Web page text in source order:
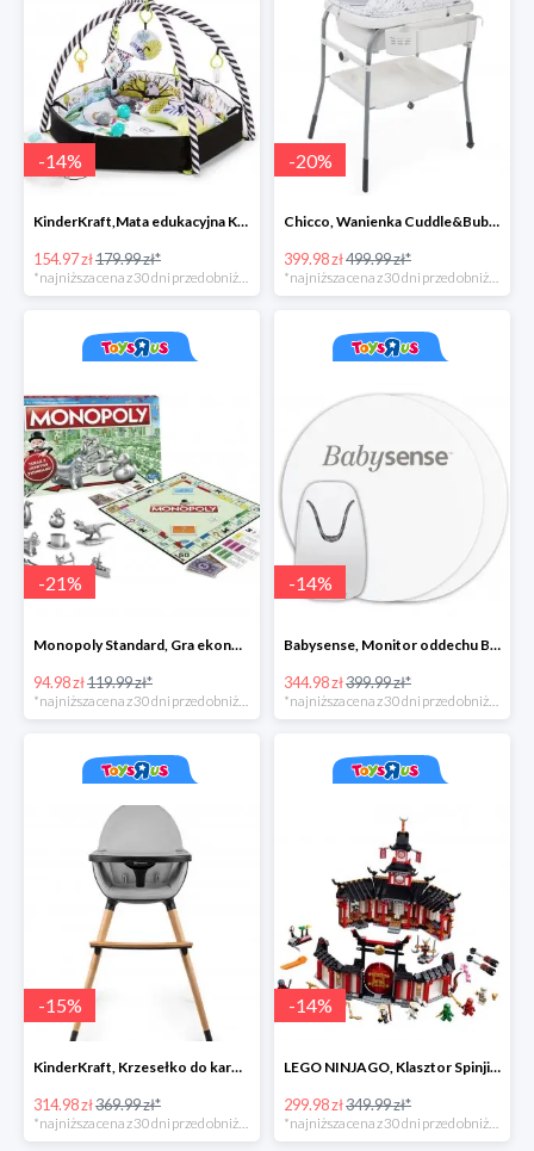
-14%
KinderKraft,Mata edukacyjna KKraft SmartPlay
154.97 zł179.99 zł*
*najniższa cena z 30 dni przed obniżką
-20%
Chicco, Wanienka Cuddle&Bubble z przewijakiem
399.98 zł499.99 zł*
*najniższa cena z 30 dni przed obniżką
-21%
Monopoly Standard, Gra ekonomiczna 8+
94.98 zł119.99 zł*
-14%
Babysense, Monitor oddechu Babysense BS-7
344.98 zł399.99 zł*
-15%
KinderKraft, Krzesełko do karmienia FINI
314.98 zł369.99 zł*
*najniższa cena z 30 dni przed obniżką
-14%
LEGO NINJAGO, Klasztor Spinjitzu 70670
299.98 zł349.99 zł*
*najniższa cena z 30 dni przed obniżką